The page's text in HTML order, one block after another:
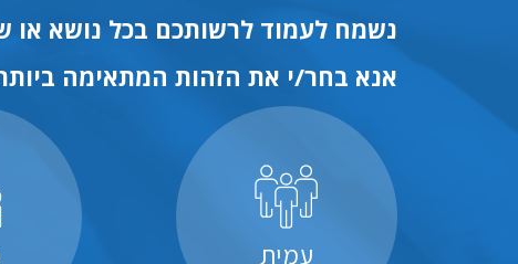
נשמח לעמוד לרשותכם בכל נושא או
אנא בחר/י את הזהות המתאימה
עמית